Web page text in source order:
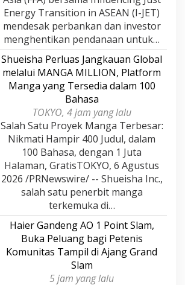
Energy Transition in ASEAN (I-JET)
mendesak perbankan dan investor
menghentikan pendanaan untuk…
Shueisha Perluas Jangkauan Global
melalui MANGA MILLION, Platform
Manga yang Tersedia dalam 100
Bahasa
TOKYO, 4 jam yang lalu
Salah Satu Proyek Manga Terbesar:
Nikmati Hampir 400 Judul, dalam
100 Bahasa, dengan 1 Juta
Halaman, GratisTOKYO, 6 Agustus
2026 /PRNewswire/ -- Shueisha Inc.,
salah satu penerbit manga
terkemuka di…
Haier Gandeng AO 1 Point Slam,
Buka Peluang bagi Petenis
Komunitas Tampil di Ajang Grand
Slam
5 jam yang lalu